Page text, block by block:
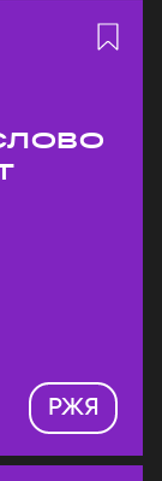
РЖЯ